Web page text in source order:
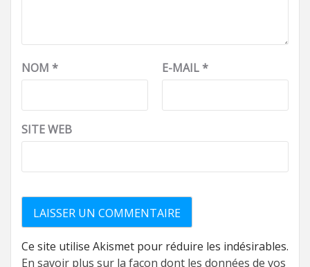
NOM * E-MAIL*
SITE WEB
Ce site utilise Akismet pour réduire les indésirables.
En savoir plus sur la façon dont les données de vos